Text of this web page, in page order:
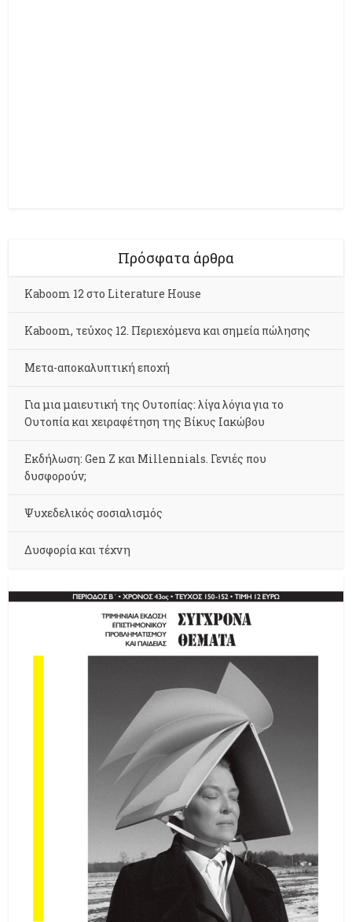
Πρόσφατα άρθρα
Kaboom 12 στο Literature House
Kaboom, τεύχος 12. Περιεχόμενα και σημεία πώλησης
Μετα-αποκαλυπτική εποχή
Για μια μαιευτική της Ουτοπίας: λίγα λόγια για το
Ουτοπία και χειραφέτηση της Βίκυς Ιακώβου
Εκδήλωση: Gen Z και Millennials. Γενιές που
δυσφορούν;
Ψυχεδελικός σοσιαλισμός
Δυσφορία και τέχνη